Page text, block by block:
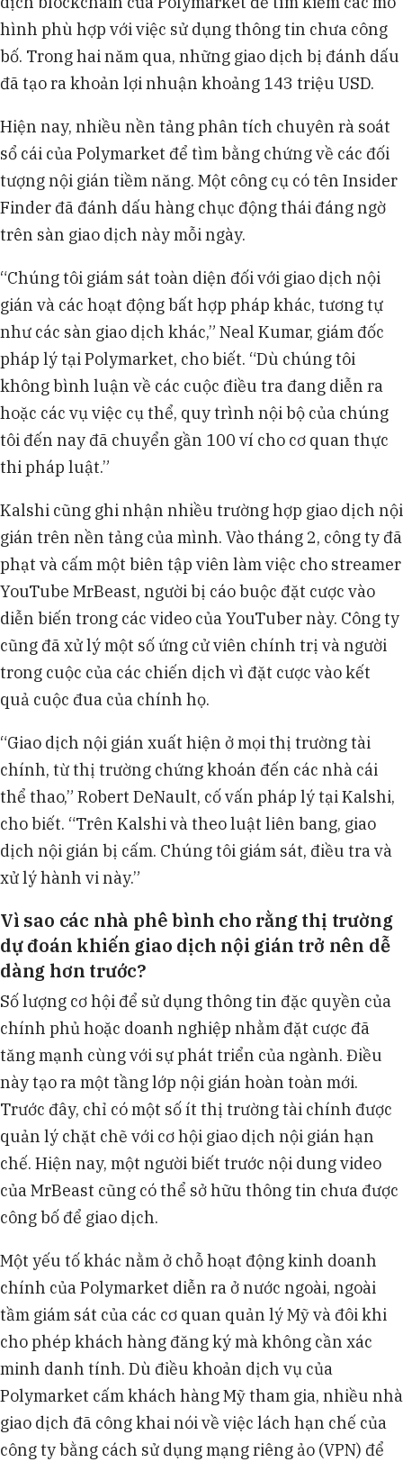
hình phù hợp với việc sử dụng thông tin chưa công
bố. Trong hai năm qua, những giao dịch bị đánh dấu
đã tạo ra khoản lợi nhuận khoảng 143 triệu USD.
Hiện nay, nhiều nền tảng phân tích chuyên rà soát
sổ cái của Polymarket để tìm bằng chứng về các đối
tượng nội gián tiềm năng. Một công cụ có tên Insider
Finder đã đánh dấu hàng chục động thái đáng ngờ
trên sàn giao dịch này mỗi ngày.
“Chúng tôi giám sát toàn diện đối với giao dịch nội
gián và các hoạt động bất hợp pháp khác, tương tự
như các sàn giao dịch khác,” Neal Kumar, giám đốc
pháp lý tại Polymarket, cho biết. “Dù chúng tôi
không bình luận về các cuộc điều tra đang diễn ra
hoặc các vụ việc cụ thể, quy trình nội bộ của chúng
tôi đến nay đã chuyển gần 100 ví cho cơ quan thực
thi pháp luật.”
Kalshi cũng ghi nhận nhiều trường hợp giao dịch nội
gián trên nền tảng của mình. Vào tháng 2, công ty đã
phạt và cấm một biên tập viên làm việc cho streamer
YouTube MrBeast, người bị cáo buộc đặt cược vào
diễn biến trong các video của YouTuber này. Công ty
cũng đã xử lý một số ứng cử viên chính trị và người
trong cuộc của các chiến dịch vì đặt cược vào kết
quả cuộc đua của chính họ.
“Giao dịch nội gián xuất hiện ở mọi thị trường tài
chính, từ thị trường chứng khoán đến các nhà cái
thể thao,” Robert DeNault, cố vấn pháp lý tại Kalshi,
cho biết. “Trên Kalshi và theo luật liên bang, giao
dịch nội gián bị cấm. Chúng tôi giám sát, điều tra và
xử lý hành vi này.”
Vì sao các nhà phê bình cho rằng thị trường
dự đoán khiến giao dịch nội gián trở nên dễ
dàng hơn trước?
Số lượng cơ hội để sử dụng thông tin đặc quyền của
chính phủ hoặc doanh nghiệp nhằm đặt cược đã
tăng mạnh cùng với sự phát triển của ngành. Điều
này tạo ra một tầng lớp nội gián hoàn toàn mới.
Trước đây, chỉ có một số ít thị trường tài chính được
quản lý chặt chẽ với cơ hội giao dịch nội gián hạn
chế. Hiện nay, một người biết trước nội dung video
của MrBeast cũng có thể sở hữu thông tin chưa được
công bố để giao dịch.
Một yếu tố khác nằm ở chỗ hoạt động kinh doanh
chính của Polymarket diễn ra ở nước ngoài, ngoài
tầm giám sát của các cơ quan quản lý Mỹ và đôi khi
cho phép khách hàng đăng ký mà không cần xác
minh danh tính. Dù điều khoản dịch vụ của
Polymarket cấm khách hàng Mỹ tham gia, nhiều nhà
giao dịch đã công khai nói về việc lách hạn chế của
công ty bằng cách sử dụng mạng riêng ảo (VPN) để